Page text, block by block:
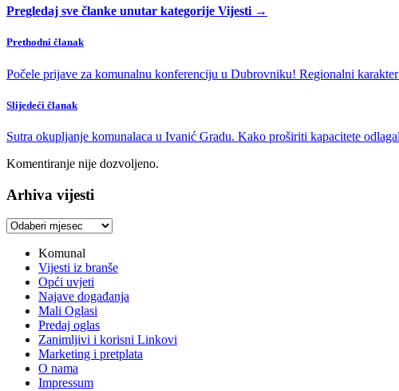
Pregledaj sve članke unutar kategorije Vijesti →
Prethodni članak
Počele prijave za komunalnu konferenciju u Dubrovniku! Regionalni karakter
Slijedeći članak
Sutra okupljanje komunalaca u Ivanić Gradu. Kako proširiti kapacitete
Komentiranje nije dozvoljeno.
Arhiva vijesti
Arhiva
Komunal
Vijesti iz branše
Opći uvjeti
Najave događanja
Mali Oglasi
Predaj oglas
Zanimljivi i korisni Linkovi
Marketing i pretplata
O nama
Impressum